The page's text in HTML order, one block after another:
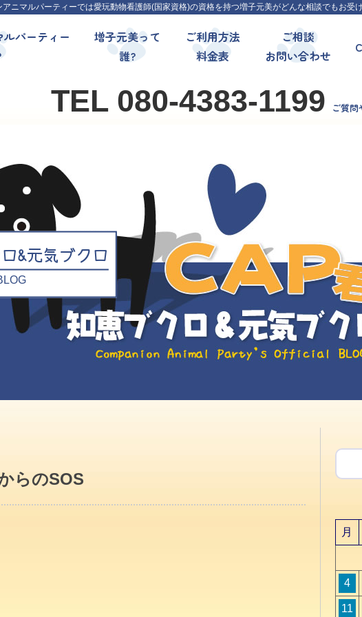
ニマルパーティーでは愛玩動物看護師(国家資格)の資格を持つ増子元美がどんな相談でもお受
パーティー
増子元美って
誰?
ご利用方法
料金表
ご相談
お問い合わせ
TEL 080-4383-1199 ご質
&元気ブクロ
らのSOS
検索
月
4
11